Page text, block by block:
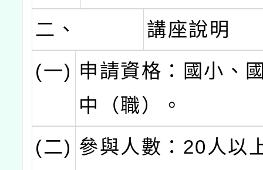
二、
講座說明
(一) 申請資格：國小、
中（職）。
(二) 參與人數：20人以